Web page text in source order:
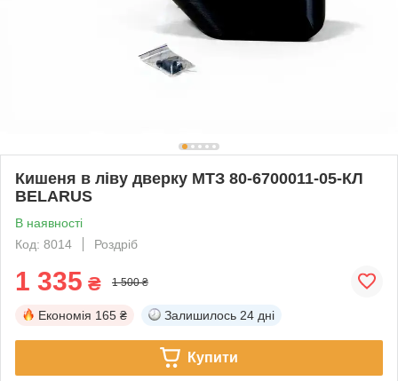
Кишеня в ліву дверку МТЗ 80-6700011-05-КЛ
BELARUS
В наявності
Код: 8014
Роздріб
1 335 ₴ 1 500 ₴
Економія 165 ₴ Залишилось 24 дні
Купити